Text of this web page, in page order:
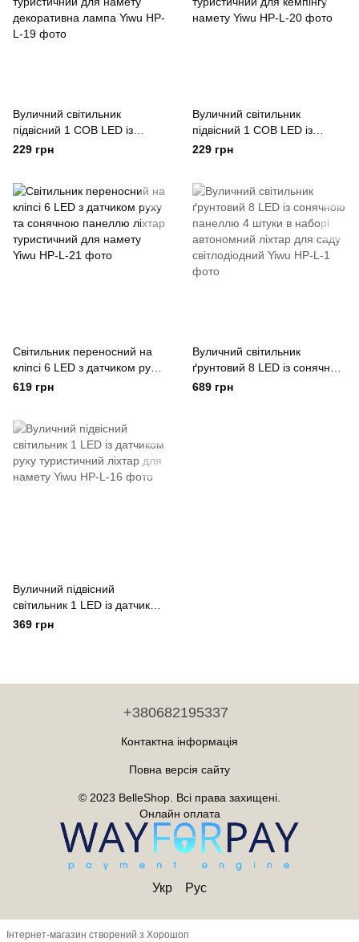
Вуличний світильник
підвісний 1 COB LED із
сонячною панеллю ліхтар
229 грн
Вуличний світильник
підвісний 1 COB LED із
сонячною панеллю ліхтар
229 грн
Світильник переносний на
кліпсі 6 LED з датчиком руху
та сонячною панеллю ліхтар
619 грн
Вуличний світильник
ґрунтовий 8 LED із сонячною
панеллю 4 штуки в наборі
689 грн
Вуличний підвісний
світильник 1 LED із датчиком
руху туристичний ліхтар для
369 грн
+380682195337
Контактна інформація
Повна версія сайту
© 2023 BelleShop. Всі права захищені.
Онлайн оплата
Укр Рус
Інтернет-магазин створений з Хорошоп